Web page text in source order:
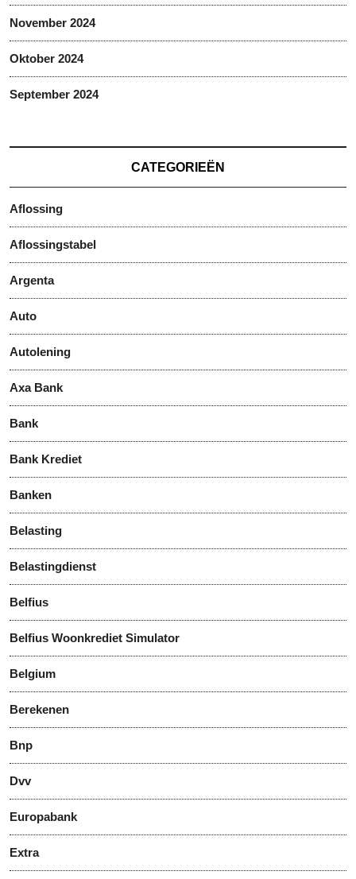
November 2024
Oktober 2024
September 2024
CATEGORIEËN
Aflossing
Aflossingstabel
Argenta
Auto
Autolening
Axa Bank
Bank
Bank Krediet
Banken
Belasting
Belastingdienst
Belfius
Belfius Woonkrediet Simulator
Belgium
Berekenen
Bnp
Dvv
Europabank
Extra